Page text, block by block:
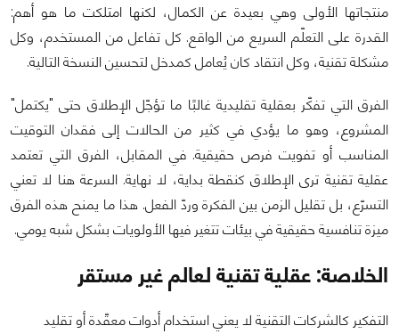
منتجاتها الأولى وهي بعيدة عن الكمال، لكنها امتلكت ما هو أهم:
القدرة على التعلّم السريع من الواقع. كل تفاعل من المستخدم، وكل
مشكلة تقنية، وكل انتقاد كان يُعامل كمدخل لتحسين النسخة التالية.
الفرق التي تفكّر بعقلية تقليدية غالبًا ما تؤجّل الإطلاق حتى "يكتمل"
المشروع، وهو ما يؤدي في كثير من الحالات إلى فقدان التوقيت
المناسب أو تفويت فرص حقيقية. في المقابل، الفرق التي تعتمد
عقلية تقنية ترى الإطلاق كنقطة بداية، لا نهاية. السرعة هنا لا تعني
التسرّع، بل تقليل الزمن بين الفكرة وردّ الفعل. هذا ما يمنح هذه الفرق
ميزة تنافسية حقيقية في بيئات تتغير فيها الأولويات بشكل شبه يومي.
الخلاصة: عقلية تقنية لعالم غير مستقر
التفكير كالشركات التقنية لا يعني استخدام أدوات معقّدة أو تقليد